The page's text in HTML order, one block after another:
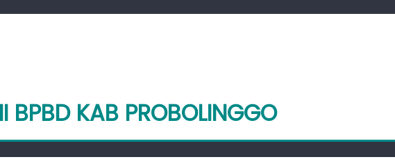
BPBD KAB PROBOLINGGO